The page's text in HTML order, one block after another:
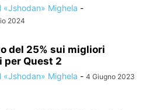
«Jshodan» Mighela -
2024
del 25% sui migliori
per Quest 2
«Jshodan» Mighela - 4 Giugno 2023